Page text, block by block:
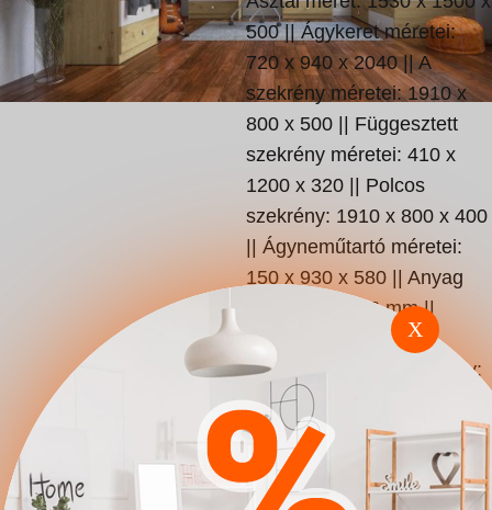
500 || Ágykeret méretei:
720 x 940 x 2040 || A
szekrény méretei: 1910 x
800 x 500 || Függesztett
szekrény méretei: 410 x
1200 x 320 || Polcos
szekrény: 1910 x 800 x 400
|| Ágyneműtartó méretei:
150 x 930 x 580 || Anyag
vastagsága: 16 mm ||
Lábak: Nem || Matrac
mérete: 900 x 2000 || Súly:
252 kg || Matrac: Nem ||
Ágyrács: Igen || Rács típus:
Keret nélkül ||
Ágyneműtartó: Igen ||
X